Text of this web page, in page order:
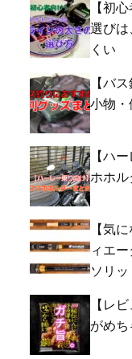
【初
選びは
くい
【バ
小物・
【ハ
ホホ
【気
ィエ
ソリ
【レ
がめち